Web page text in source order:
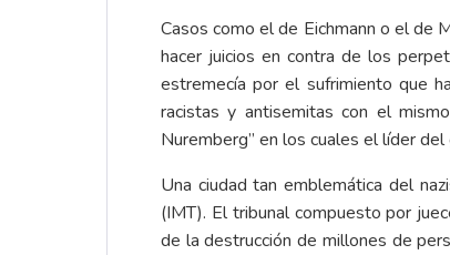
Casos como el de Eichmann o el de
hacer juicios en contra de los
estremecía por el sufrimiento que
racistas y antisemitas con el
Nuremberg” en los cuales el líder
Una ciudad tan emblemática del
(IMT). El tribunal compuesto por
de la destrucción de millones de